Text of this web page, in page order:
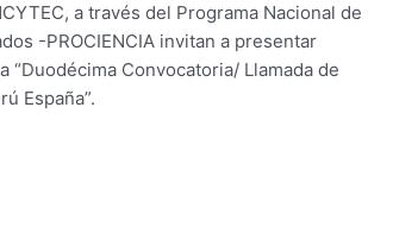
a través del Programa Nacional de
-PROCIENCIA invitan a presentar
Convocatoria/ Llamada de
España”.